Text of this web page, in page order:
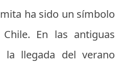
ha sido un símbolo
En las antiguas
la llegada del verano